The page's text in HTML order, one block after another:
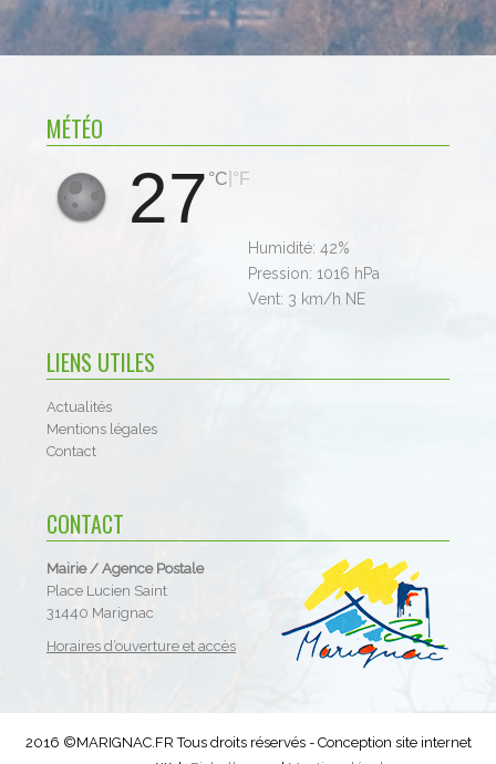
MÉTÉO
27 °C °F
Humidité: 42%
Pression: 1016 hPa
Vent: 3 km/h NE
LIENS UTILES
Actualités
Mentions légales
Contact
CONTACT
Mairie / Agence Postale
Place Lucien Saint
31440 Marignac
Horaires d’ouverture et accès
2016 ©MARIGNAC.FR Tous droits réservés - Conception site internet